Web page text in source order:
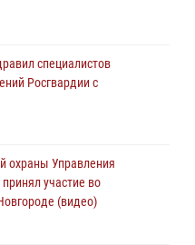
специалистов
Росгвардии с
охраны Управления
участие во
(видео)